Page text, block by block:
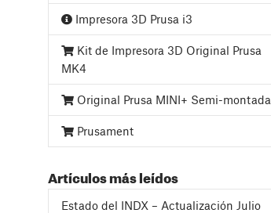
Impresora 3D Prusa i3
Kit de Impresora 3D Original Prusa
MK4
Original Prusa MINI+ Semi-montada
Prusament
Artículos más leídos
Estado del INDX – Actualización Julio